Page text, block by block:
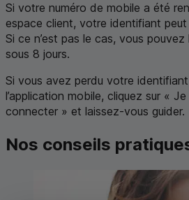
Si votre numéro de mobile a été
espace client, votre identifiant
Si ce n’est pas le cas, vous
sous 8 jours.
Si vous avez perdu votre
l’application mobile, cliquez sur «
connecter » et laissez-vous guider.
Nos conseils